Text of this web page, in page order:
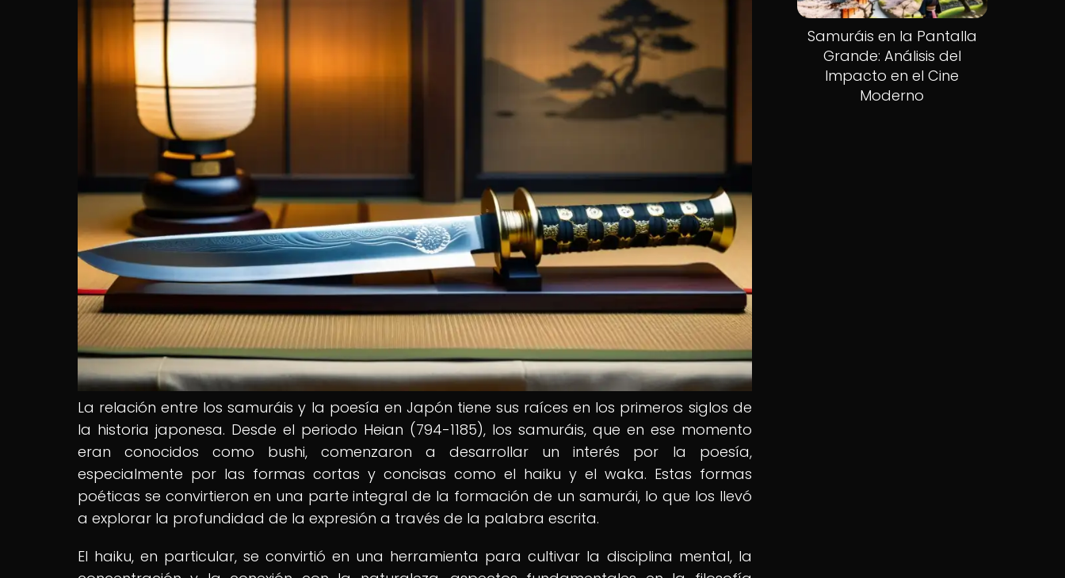
La relación entre los samuráis y la poesía en Japón tiene sus raíces en los primeros siglos de
la historia japonesa. Desde el periodo Heian (794-1185), los samuráis, que en ese momento
eran conocidos como bushi, comenzaron a desarrollar un interés por la poesía,
especialmente por las formas cortas y concisas como el haiku y el waka. Estas formas
poéticas se convirtieron en una parte integral de la formación de un samurái, lo que los llevó
a explorar la profundidad de la expresión a través de la palabra escrita.
El haiku, en particular, se convirtió en una herramienta para cultivar la disciplina mental, la
Samuráis en la Pantalla
Grande: Análisis del
Impacto en el Cine
Moderno